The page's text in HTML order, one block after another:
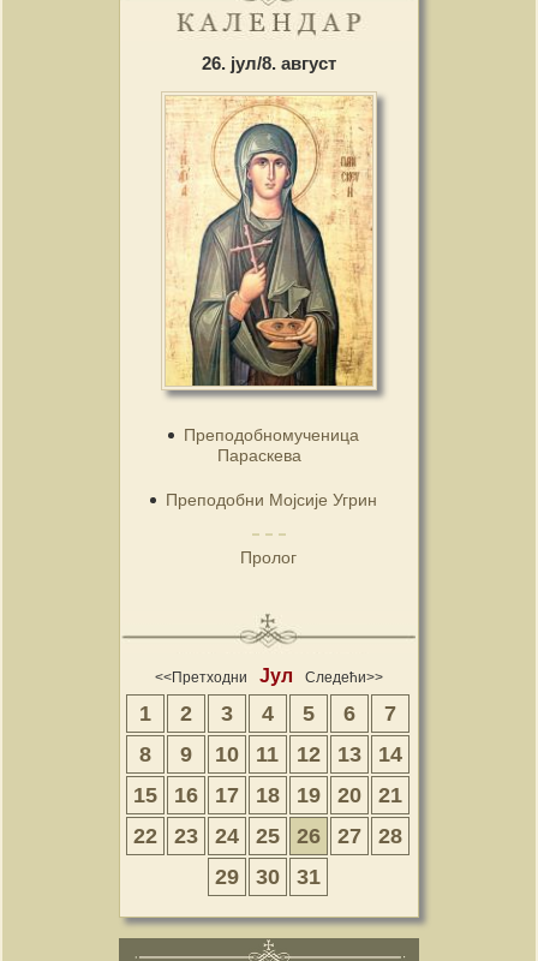
26. јул/8. август
Преподобномученица
Параскева
Преподобни Мојсије Угрин
Пролог
<<Претходни Јул Следећи>>
1 2 3 4 5 6
7
8
9 10 11 12 13
14
15
16 17 18 19 20
21
22
23 24 25 26 27
28
29
30 31